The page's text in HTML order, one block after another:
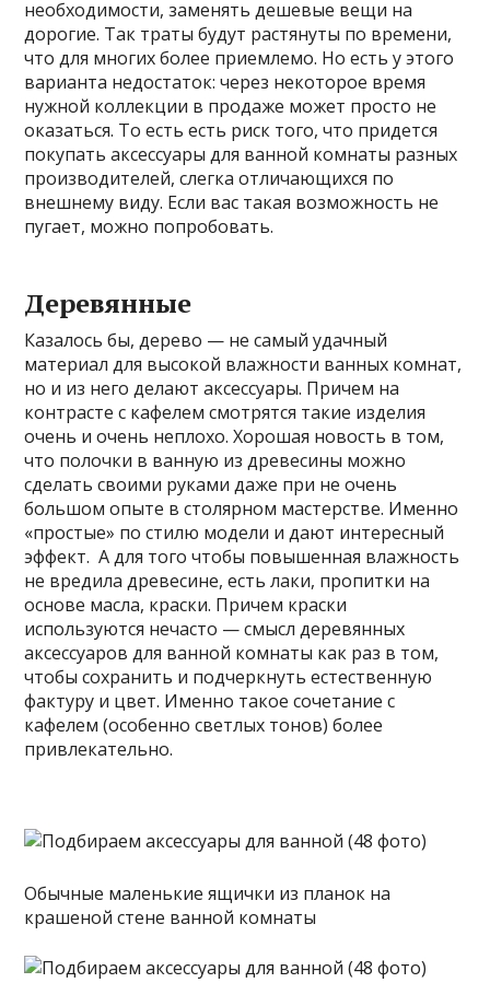
необходимости, заменять дешевые вещи на
дорогие. Так траты будут растянуты по времени,
что для многих более приемлемо. Но есть у этого
варианта недостаток: через некоторое время
нужной коллекции в продаже может просто не
оказаться. То есть есть риск того, что придется
покупать аксессуары для ванной комнаты разных
производителей, слегка отличающихся по
внешнему виду. Если вас такая возможность не
пугает, можно попробовать.
Деревянные
Казалось бы, дерево — не самый удачный
материал для высокой влажности ванных комнат,
но и из него делают аксессуары. Причем на
контрасте с кафелем смотрятся такие изделия
очень и очень неплохо. Хорошая новость в том,
что полочки в ванную из древесины можно
сделать своими руками даже при не очень
большом опыте в столярном мастерстве. Именно
«простые» по стилю модели и дают интересный
эффект. А для того чтобы повышенная влажность
не вредила древесине, есть лаки, пропитки на
основе масла, краски. Причем краски
используются нечасто — смысл деревянных
аксессуаров для ванной комнаты как раз в том,
чтобы сохранить и подчеркнуть естественную
фактуру и цвет. Именно такое сочетание с
кафелем (особенно светлых тонов) более
привлекательно.
Обычные маленькие ящички из планок на
крашеной стене ванной комнаты